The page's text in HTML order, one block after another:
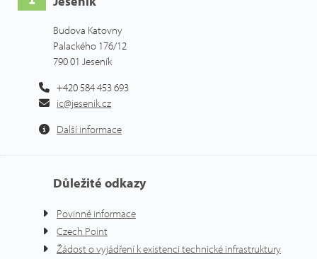
Budova Katovny
Palackého 176/12
790 01 Jeseník
+420 584 453 693
ic@jesenik.cz
Další informace
Důležité odkazy
Povinné informace
Czech Point
Žádost o vyjádření k existenci technické infrastruktury